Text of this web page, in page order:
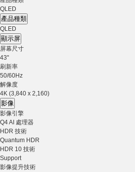
QLED
產品種類
QLED
顯示屏
屏幕尺寸
43"
刷新率
50/60Hz
解像度
4K (3,840 x 2,160)
影像
影像引擎
Q4 AI 處理器
HDR 技術
Quantum HDR
HDR 10 技術
Support
影像提升技術